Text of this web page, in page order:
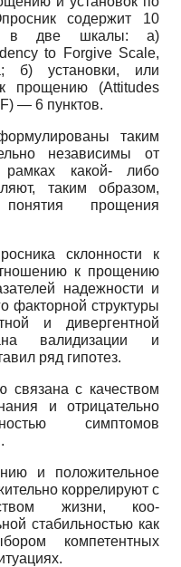
содержит 10
в две шкалы: а)
to Forgive Scale,
б) установки, или
к прощению (Attitudes
) — 6 пунктов.
таким
независимы от
какой- либо
таким образом,
прощения
склонности к
к прощению
надежности и
факторной структуры
и дивергентной
валидизации и
ряд гипотез.
связана с качеством
и отрицательно
симптомов
и положительное
коррелируют с
жизни, коо­
стабильностью как
компетентных